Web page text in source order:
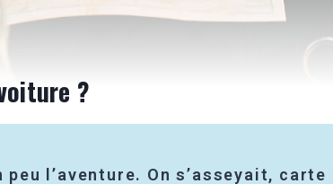
?
l’aventure. On s’asseyait,